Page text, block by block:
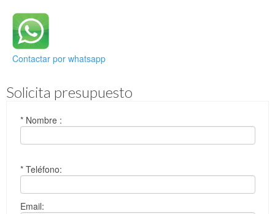
Contactar por whatsapp
Solicita presupuesto
* Nombre :
* Teléfono:
Email: